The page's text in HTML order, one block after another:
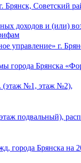
Брянск, Советский
доходов и (или)
управление» г.
города Брянска
(этаж №1, этаж №2),
подвальный),
города Брянска на